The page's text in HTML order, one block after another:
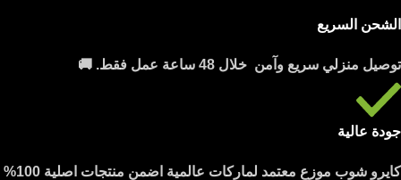
الشحن السريع
توصيل منزلي سريع وآمن خلال 48 ساعة عمل فقط. 🚚
جودة عالية
كايرو شوب موزع معتمد لماركات عالمية اضمن منتجات اصلية 100%